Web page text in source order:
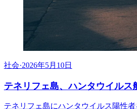
社会·2026年5月10日
テネリフェ島、ハンタウイルス
テネリフェ島にハンタウイルス陽性